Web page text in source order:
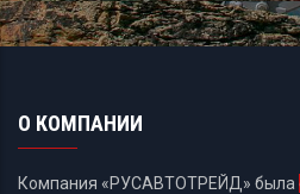
О КОМПАНИИ
Компания «РУСАВТОТРЕЙД» была